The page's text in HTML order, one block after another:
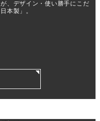
、デザイン・使い勝手にこだ
本製」。